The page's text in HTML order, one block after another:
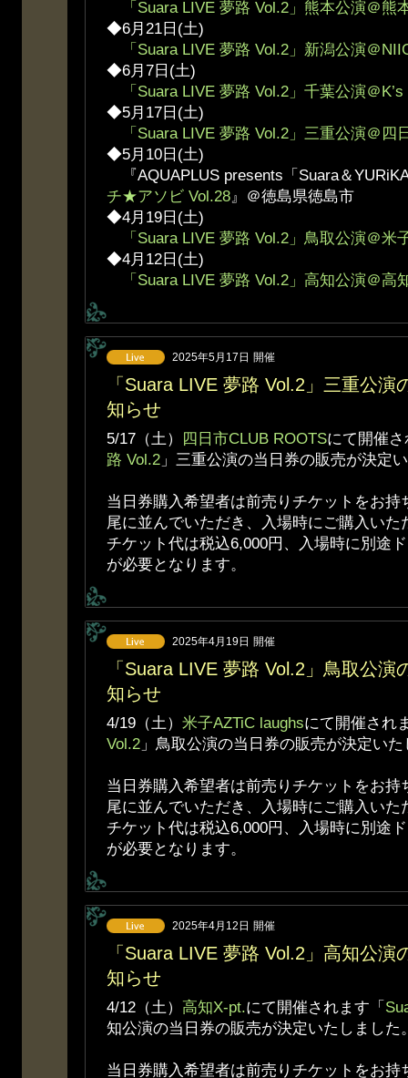
「Suara LIVE 夢路 Vol.2」熊本公演＠熊
◆6月21日(土)
「Suara LIVE 夢路 Vol.2」新潟公演＠
◆6月7日(土)
「Suara LIVE 夢路 Vol.2」千葉公演＠
◆5月17日(土)
「Suara LIVE 夢路 Vol.2」三重公演＠四
◆5月10日(土)
『AQUAPLUS presents「Suara＆
チ★アソビ Vol.28』＠徳島県徳島市
◆4月19日(土)
「Suara LIVE 夢路 Vol.2」鳥取公演＠米
◆4月12日(土)
「Suara LIVE 夢路 Vol.2」高知公演＠高
2025年5月17日 開催
「Suara LIVE 夢路 Vol.2」三重公演
知らせ
5/17（土） 四日市CLUB ROOTSにて開催
路 Vol.2 」三重公演の当日券の販売が決定
当日券購入希望者は前売りチケットをお持
尾に並んでいただき、入場時にご購入いた
チケット代は税込6,000円、入場時に別途
が必要となります。
2025年4月19日 開催
「Suara LIVE 夢路 Vol.2」鳥取公演
知らせ
4/19（土） 米子AZTiC laughsにて開催され
Vol.2 」鳥取公演の当日券の販売が決定い
当日券購入希望者は前売りチケットをお持
尾に並んでいただき、入場時にご購入いた
チケット代は税込6,000円、入場時に別途
が必要となります。
2025年4月12日 開催
「Suara LIVE 夢路 Vol.2」高知公演
知らせ
4/12（土） 高知X-pt.にて開催されます「
知公演の当日券の販売が決定いたしました
当日券購入希望者は前売りチケットをお持